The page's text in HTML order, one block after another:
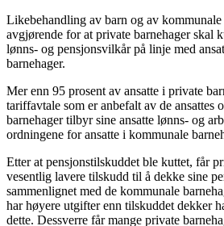
Likebehandling av barn og av
avgjørende for at private barnehager skal
lønns- og pensjonsvilkår på linje med
barnehager.
Mer enn 95 prosent av ansatte i private
tariffavtale som er anbefalt av de ansattes
barnehager tilbyr sine ansatte lønns- og
ordningene for ansatte i kommunale
Etter at pensjonstilskuddet ble kuttet, får
vesentlig lavere tilskudd til å dekke sine
sammenlignet med de kommunale
har høyere utgifter enn tilskuddet dekker
dette. Dessverre får mange private